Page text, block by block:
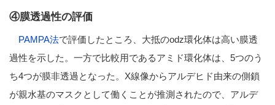
④膜透過性の評価
PAMPA法で評価したところ、大抵のodz環化体は高い膜透
過性を示した。一方で比較用であるアミド環化体は、5つのう
ち4つが膜非透過となった。X線像からアルデヒド由来の側鎖
が親水基のマスクとして働くことが推測されたので、アルデ